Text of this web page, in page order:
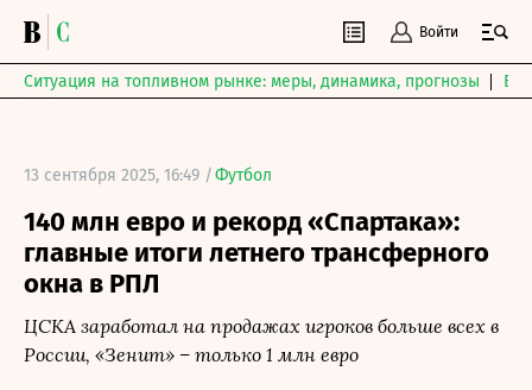
Войти
Ситуация на топливном рынке: меры, динамика, прогнозы
13 сентября 2025, 16:49 /Футбол
140 млн евро и рекорд «Спартака»:
главные итоги летнего трансферного
окна в РПЛ
ЦСКА заработал на продажах игроков больше всех в
России, «Зенит» – только 1 млн евро